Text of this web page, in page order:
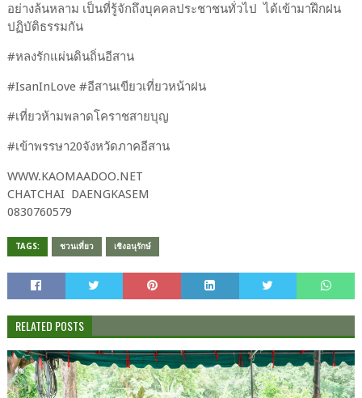
อย่างล้นหลาม เป็นที่รู้จักถึงบุคคลประชาชนทั่วไป ได้เข้ามาฝึกฝน
ปฏิบัติธรรมกัน
#หลงรักแผ่นดินถิ่นอีสาน
#IsanInLove #อีสานเขียวเที่ยวหน้าฝน
#เที่ยวห้ามพลาดโคราชสายบุญ
#เข้าพรรษา20จังหวัดภาคอีสาน
WWW.KAOMAADOO.NET​
CHATCHAI​ DAENGKASEM​
0830760579​
TAGS: ชวนเที่ยว เชิงอนุรักษ์
RELATED POSTS